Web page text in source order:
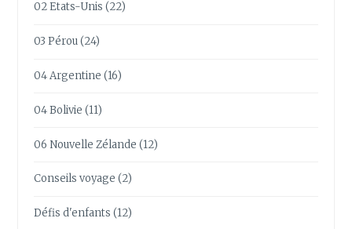
02 Etats-Unis (22)
03 Pérou(24)
04 Argentine (16)
04 Bolivie (11)
06 Nouvelle Zélande (12)
Conseils voyage (2)
Défis d'enfants (12)